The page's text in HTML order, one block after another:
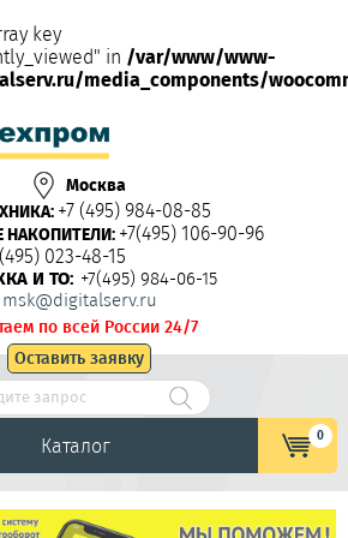
key
in /var/www/www-
media_components/
Москва
+7 (495) 984-08-85
+7(495) 106-90-96
023-48-15
И ТО: +7(495) 984-06-15
msk@digitalserv.ru
по всей России 24/7
Оставить заявку
Каталог 0